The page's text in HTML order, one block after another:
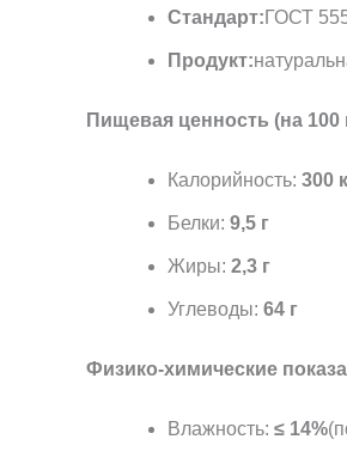
Стандарт: ГОСТ
Продукт:
Пищевая ценность (на 100
Калорийность: 300
Белки: 9,5 г
Жиры: 2,3 г
Углеводы: 64 г
Физико-химические
Влажность: ≤ 14%